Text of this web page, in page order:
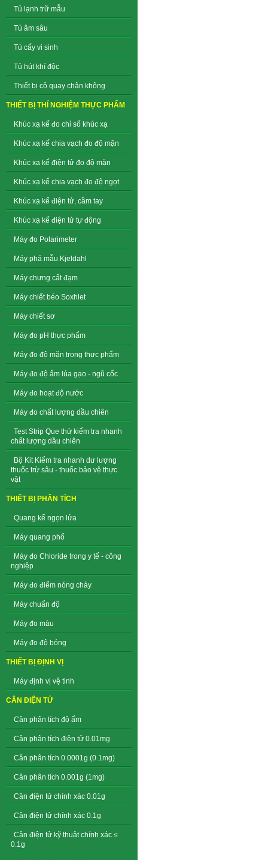
Tủ lạnh trữ mẫu
Tủ âm sâu
Tủ cấy vi sinh
Tủ hút khí độc
Thiết bị cô quay chân không
THIẾT BỊ THÍ NGHIỆM THỰC PHẨM
Khúc xạ kế đo chỉ số khúc xạ
Khúc xạ kế chia vạch đo độ mặn
Khúc xạ kế điện tử đo độ mặn
Khúc xạ kế chia vạch đo độ ngọt
Khúc xạ kế điện tử, cầm tay
Khúc xạ kế điện tử tự động
Máy đo Polarimeter
Máy phá mẫu Kjeldahl
Máy chưng cất đạm
Máy chiết béo Soxhlet
Máy chiết sơ
Máy đo pH thực phẩm
Máy đo độ mặn trong thực phẩm
Máy đo độ ẩm lúa gạo - ngũ cốc
Máy đo hoạt độ nước
Máy đo chất lượng dầu chiên
Test Strip Que thử kiểm tra nhanh
chất lượng dầu chiên
Bộ Kit Kiểm tra nhanh dư lượng
thuốc trừ sâu - thuốc bảo vệ thực
vật
THIẾT BỊ PHÂN TÍCH
Quang kế ngọn lửa
Máy quang phổ
Máy đo Chloride trong y tế - công
nghiệp
Máy đo điểm nóng chảy
Máy chuẩn độ
Máy đo màu
Máy đo độ bóng
THIẾT BỊ ĐỊNH VỊ
Máy định vị vệ tinh
CÂN ĐIỆN TỬ
Cân phân tích độ ẩm
Cân phân tích điện tử 0.01mg
Cân phân tích 0.0001g (0.1mg)
Cân phân tích 0.001g (1mg)
Cân điện tử chính xác 0.01g
Cân điện tử chính xác 0.1g
Cân điện tử kỹ thuật chính xác ≤
0.1g